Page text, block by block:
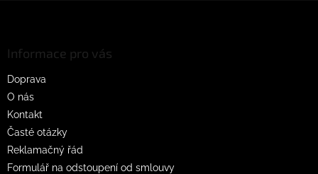
Informace pro vás
Doprava
O nás
Kontakt
Časté otázky
Reklamačný řád
Formulář na odstoupení od smlouvy